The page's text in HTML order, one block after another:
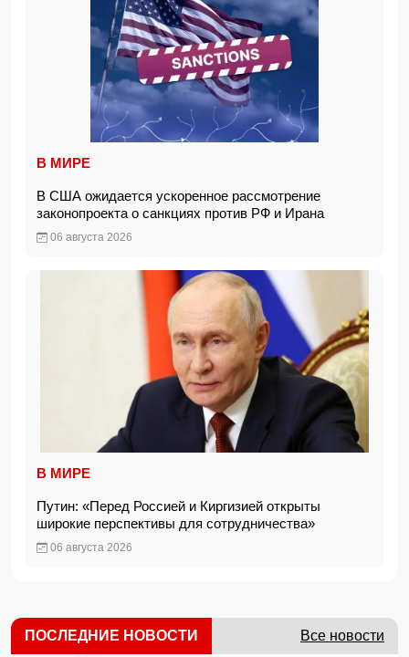
В МИРЕ
В США ожидается ускоренное рассмотрение
законопроекта о санкциях против РФ и Ирана
06 августа 2026
В МИРЕ
Путин: «Перед Россией и Киргизией открыты
широкие перспективы для сотрудничества»
06 августа 2026
ПОСЛЕДНИЕ НОВОСТИ Все новости